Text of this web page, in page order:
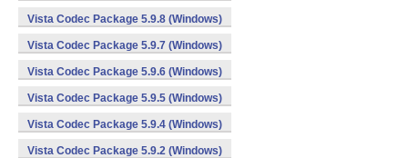
Vista Codec Package 5.9.8 (Windows)
Vista Codec Package 5.9.7 (Windows)
Vista Codec Package 5.9.6 (Windows)
Vista Codec Package 5.9.5 (Windows)
Vista Codec Package 5.9.4 (Windows)
Vista Codec Package 5.9.2 (Windows)